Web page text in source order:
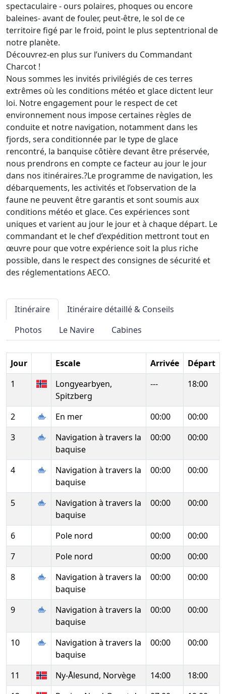
spectaculaire - ours polaires, phoques ou encore
baleines- avant de fouler, peut-être, le sol de ce
territoire figé par le froid, point le plus septentrional de
notre planète.
Découvrez-en plus sur l’univers du Commandant
Charcot !
Nous sommes les invités privilégiés de ces terres
extrêmes où les conditions météo et glace dictent leur
loi. Notre engagement pour le respect de cet
environnement nous impose certaines règles de
conduite et notre navigation, notamment dans les
fjords, sera conditionnée par le type de glace
rencontré, la banquise côtière devant être préservée,
nous prendrons en compte ce facteur au jour le jour
dans nos itinéraires.?Le programme de navigation, les
débarquements, les activités et l’observation de la
faune ne peuvent être garantis et sont soumis aux
conditions météo et glace. Ces expériences sont
uniques et varient au jour le jour et à chaque départ. Le
commandant et le chef d’expédition mettront tout en
œuvre pour que votre expérience soit la plus riche
possible, dans le respect des consignes de sécurité et
des réglementations AECO.
Itinéraire
Itinéraire détaillé & Conseils
Photos
Le Navire Cabines
Jour Escale Arrivée
Départ
1
Longyearbyen,
Spitzberg
--- 18:00
2 En mer 00:00
00:00
3
Navigation à travers la
baquise
00:00 00:00
4
Navigation à travers la
baquise
00:00 00:00
5
Navigation à travers la
baquise
00:00 00:00
6 Pole nord 00:00
00:00
7
Pole nord 00:00
00:00
8
Navigation à travers la
baquise
00:00 00:00
9
Navigation à travers la
baquise
00:00 00:00
10
Navigation à travers la
baquise
00:00 00:00
11 Ny-Ålesund, Norvège 14:00
18:00